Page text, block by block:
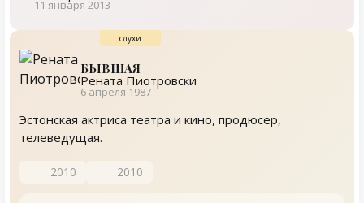
11 января 2013
БЫВШАЯ
Рената Пиотровски
6 апреля 1987
Эстонская актриса театра и кино, продюсер,
телеведущая.
2010 2010